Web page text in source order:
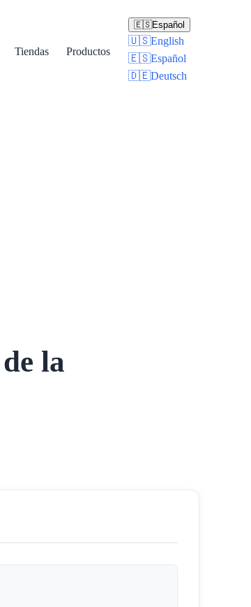
Tiendas Productos
🇪🇸Español
🇺🇸English
🇪🇸Español
🇩🇪Deutsch
la